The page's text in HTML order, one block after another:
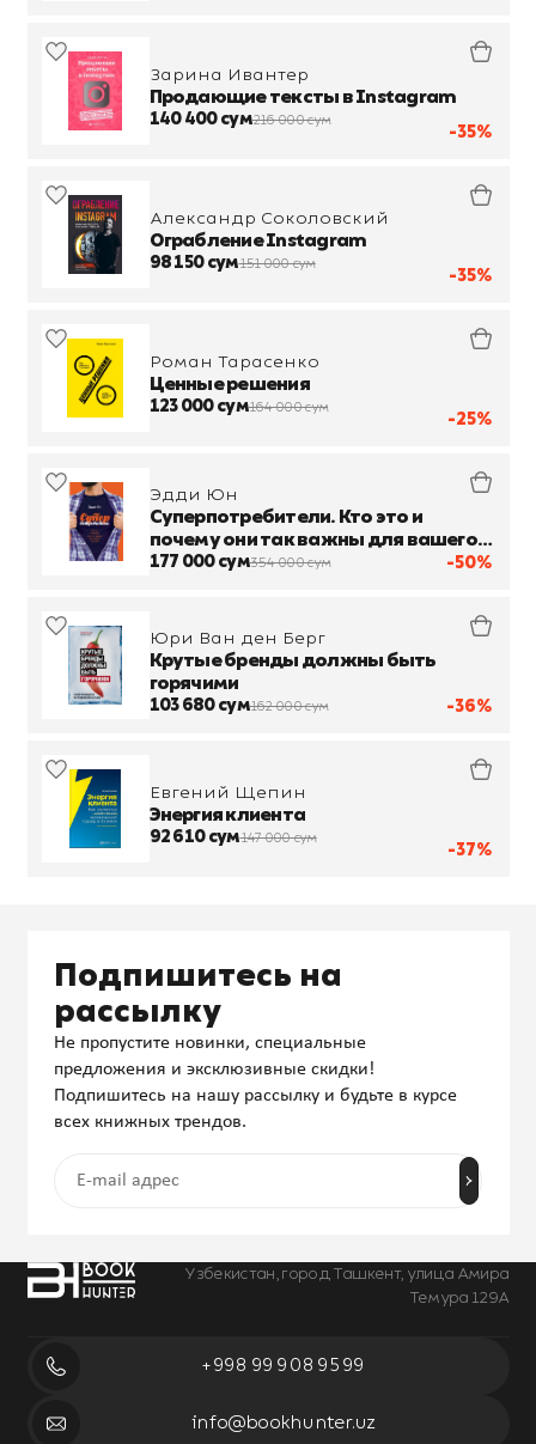
-35%
Зарина Ивантер
Продающие тексты в Instagram
140 400 сум216 000 сум
-35%
Александр Соколовский
Ограбление Instagram
98 150 сум151 000 сум
-25%
Роман Тарасенко
Ценные решения
123 000 сум164 000 сум
-50%
Эдди Юн
Суперпотребители. Кто это и
почему они так важны для вашего
бизнеса
177 000 сум354 000 сум
-36%
Юри Ван ден Берг
Крутые бренды должны быть
горячими
103 680 сум162 000 сум
-37%
Евгений Щепин
Энергия клиента
92 610 сум147 000 сум
Узбекистан, город Ташкент, улица Амира
Темура 129А
+998 99 908 95 99
info@bookhunter.uz
Подпишитесь на
рассылку
Не пропустите новинки, специальные
предложения и эксклюзивные скидки!
Подпишитесь на нашу рассылку и будьте в курсе
всех книжных трендов.